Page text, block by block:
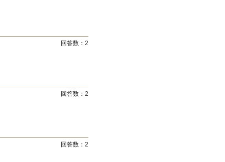
回答数： 2
回答数： 2
回答数： 2